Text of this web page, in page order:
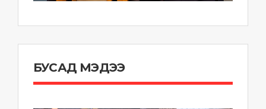
БУСАД МЭДЭЭ